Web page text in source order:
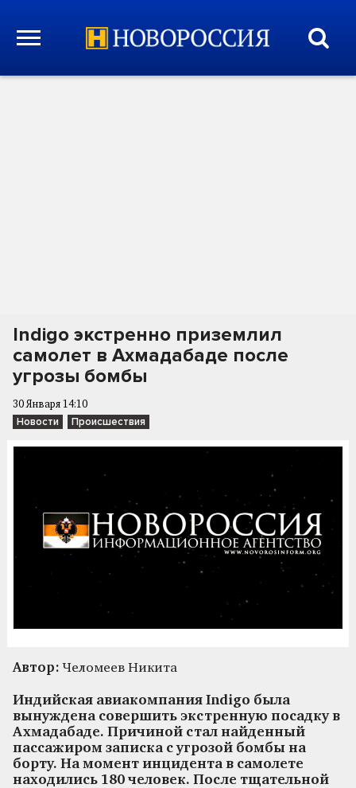
Indigo экстренно приземлил
самолет в Ахмадабаде после
угрозы бомбы
30 Января 14:10
Новости Происшествия
Автор: Челомеев Никита
Индийская авиакомпания Indigo была
вынуждена совершить экстренную посадку в
Ахмадабаде. Причиной стал найденный
пассажиром записка с угрозой бомбы на
борту. На момент инцидента в самолете
находились 180 человек. После тщательной